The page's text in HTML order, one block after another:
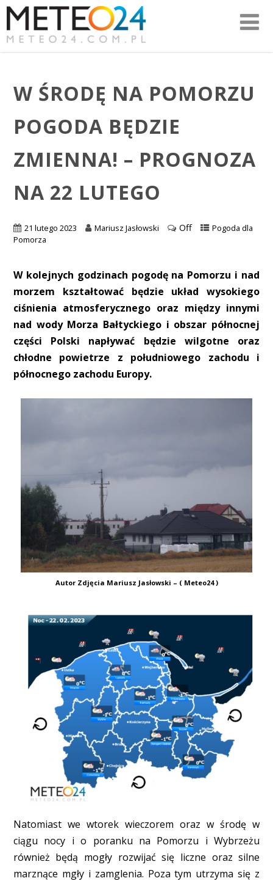
W ŚRODĘ NA POMORZU
POGODA BĘDZIE
ZMIENNA! – PROGNOZA
NA 22 LUTEGO
21 lutego 2023 Mariusz Jasłowski Off
Pogoda dla
Pomorza
W kolejnych godzinach pogodę na Pomorzu i nad
morzem kształtować będzie układ wysokiego
ciśnienia atmosferycznego oraz między innymi
nad wody Morza Bałtyckiego i obszar północnej
części Polski napływać będzie wilgotne oraz
chłodne powietrze z południowego zachodu i
północnego zachodu Europy.
Autor Zdjęcia Mariusz Jasłowski – ( Meteo24 )
Natomiast we wtorek wieczorem oraz w środę w
ciągu nocy i o poranku na Pomorzu i Wybrzeżu
również będą mogły rozwijać się liczne oraz silne
marznące mgły i zamglenia. Poza tym utrzyma się z